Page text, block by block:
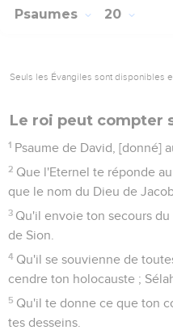
Psaumes 20
Seuls les Évangiles sont disponibles
Le roi peut compter
1 Psaume de David, [donné]
2 Que l'Eternel te réponde
que le nom du Dieu de
3 Qu'il envoie ton secours
de Sion.
4 Qu'il se souvienne de
cendre ton holocauste ;
5 Qu'il te donne ce que ton
tes desseins.